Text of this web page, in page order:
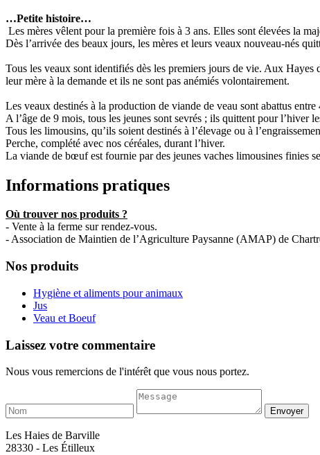
…Petite histoire…
Les mères vêlent pour la première fois à 3 ans. Elles sont élevées la
Dès l’arrivée des beaux jours, les mères et leurs veaux nouveau-nés
Tous les veaux sont identifiés dès les premiers jours de vie. Aux
leur mère à la demande et ils ne sont pas anémiés volontairement.
Les veaux destinés à la production de viande de veau sont abattus
A l’âge de 9 mois, tous les jeunes sont sevrés ; ils quittent pour l’hiver
Tous les limousins, qu’ils soient destinés à l’élevage ou à
Perche, complété avec nos céréales, durant l’hiver.
La viande de bœuf est fournie par des jeunes vaches limousines finies
Informations pratiques
Où trouver nos produits ?
- Vente à la ferme sur rendez-vous.
- Association de Maintien de l’Agriculture Paysanne (AMAP) de
Nos produits
Hygiène et aliments pour animaux
Jus
Veau et Boeuf
Laissez votre commentaire
Nous vous remercions de l'intérêt que vous nous portez.
Les Haies de Barville
28330 - Les Étilleux